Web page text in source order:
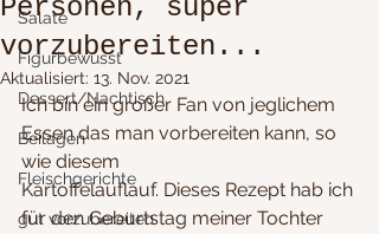
Salate
Figurbewusst
Dessert/Nachtisch
Beilagen
Fleischgerichte
gut vorzubereiten
Personen, super
vorzubereiten...
Aktualisiert: 13. Nov. 2021
Ich bin ein großer Fan von jeglichem
Essen das man vorbereiten kann, so
wie diesem
Kartoffelauflauf. Dieses Rezept hab ich
für den Geburtstag meiner Tochter